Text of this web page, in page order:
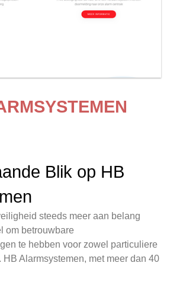
Blik op HB
steeds meer aan belang
om betrouwbare
te hebben voor zowel particuliere
Alarmsystemen, met meer dan 40